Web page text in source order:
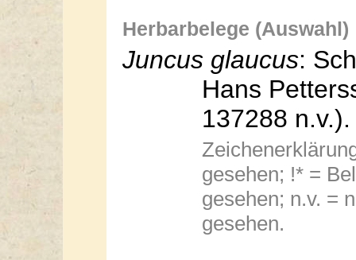
Herbarbelege (Auswahl)
Juncus glaucus:
Hans
137288 n.v.).
gesehen; !* =
gesehen; n.v. =
gesehen.